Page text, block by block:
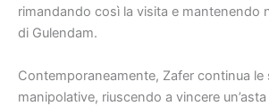
rimandando così la visita e mantenendo
di Gulendam.
Contemporaneamente, Zafer continua le
manipolative, riuscendo a vincere